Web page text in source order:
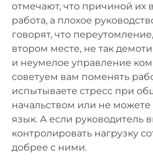
отмечают, что причиной их
работа, а плохое
говорят, что
втором месте, не так
и неумелое управление
советуем вам поменять
испытываете стресс при
начальством или не
язык. А если руководитель
контролировать нагрузку
добрее с ними.